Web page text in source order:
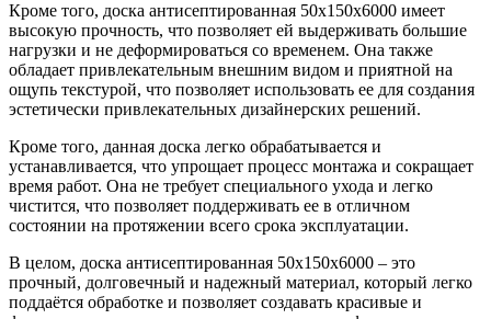
Кроме того, доска антисептированная 50х150х6000 имеет
высокую прочность, что позволяет ей выдерживать большие
нагрузки и не деформироваться со временем. Она также
обладает привлекательным внешним видом и приятной на
ощупь текстурой, что позволяет использовать ее для создания
эстетически привлекательных дизайнерских решений.
Кроме того, данная доска легко обрабатывается и
устанавливается, что упрощает процесс монтажа и сокращает
время работ. Она не требует специального ухода и легко
чистится, что позволяет поддерживать ее в отличном
состоянии на протяжении всего срока эксплуатации.
В целом, доска антисептированная 50х150х6000 – это
прочный, долговечный и надежный материал, который легко
поддаётся обработке и позволяет создавать красивые и